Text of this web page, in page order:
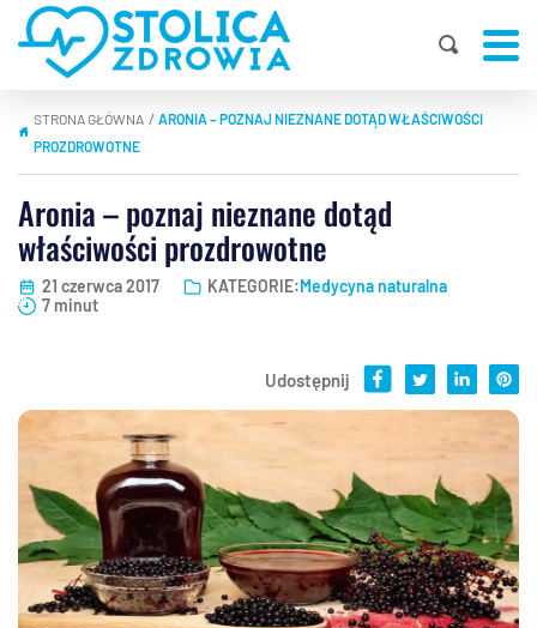
STRONA GŁÓWNA | ARONIA – POZNAJ NIEZNANE DOTĄD WŁAŚCIWOŚCI
PROZDROWOTNE
Aronia – poznaj nieznane dotąd
właściwości prozdrowotne
21 czerwca 2017 KATEGORIE:Medycyna naturalna
7 minut
Udostępnij